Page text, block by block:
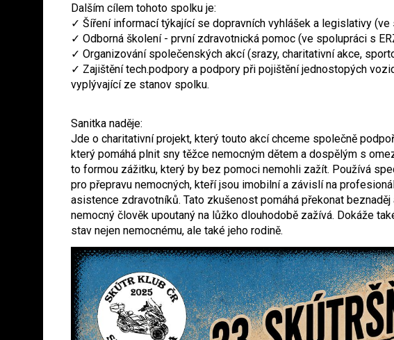
Dalším cílem tohoto spolku je:
✓ Šíření informací týkající se dopravních vyhlášek a legislativy (ve
✓ Odborná školení - první zdravotnická pomoc (ve spolupráci s
✓ Organizování společenských akcí (srazy, charitativní akce,
✓ Zajištění tech.podpory a podpory při pojištění jednostopých
vyplývající ze stanov spolku.
Sanitka naděje:
Jde o charitativní projekt, který touto akcí chceme společně
který pomáhá plnit sny těžce nemocným dětem a dospělým s
to formou zážitku, který by bez pomoci nemohli zažít. Používá
pro přepravu nemocných, kteří jsou imobilní a závislí na
asistence zdravotníků. Tato zkušenost pomáhá překonat beznaděj
nemocný člověk upoutaný na lůžko dlouhodobě zažívá. Dokáže
stav nejen nemocnému, ale také jeho rodině.